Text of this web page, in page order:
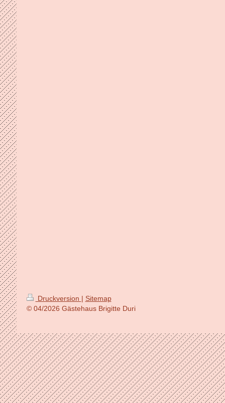
Druckversion | Sitemap
© 04/2026 Gästehaus Brigitte Duri